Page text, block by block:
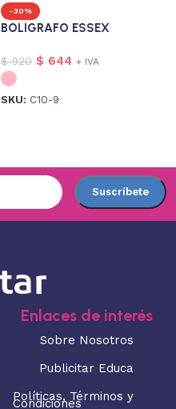
-30%
BOLIGRAFO ESSEX
$920 $ 644 + IVA
SKU: C10-9
Enlaces de interés
Sobre Nosotros
Publicitar Educa
Políticas, Términos y
Condiciones